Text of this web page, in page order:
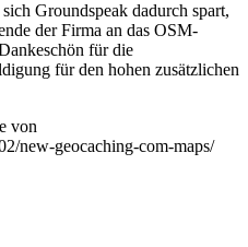
Groundspeak dadurch spart,
der Firma an das OSM-
für die
für den hohen zusätzlichen
von
new-geocaching-com-maps/